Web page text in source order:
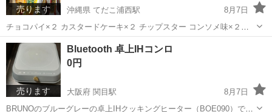
売ります 沖縄県 てだこ浦西駅
8月7日
チョコパイ×２ カスタードケーキ×２ チップスター コンソメ味×２
2026.12 2027.03
沖縄 沖縄市 てだこ浦西駅
売ります
Bluetooth 卓上IHコンロ
0円
大阪府 関目駅
8月7日
BRUNOのブルーグレーの卓上IHクッキングヒーター（BOE090）で、